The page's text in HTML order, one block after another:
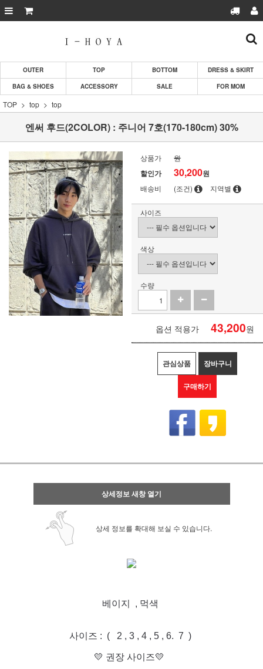
OUTER TOP BOTTOM
DRESS & SKIRT
BAG & SHOES
ACCESSORY SALE FOR MOM
TOP top top
엔써 후드(2COLOR) : 주니어 7호(170-180cm) 30%
상품가 원
할인가 30,200원
배송비 (조건) 지역별
사이즈
색상
수량
옵션 적용가 43,200원
관심상품 장바구니
구매하기
상세정보 새창 열기
상세 정보를 확대해 보실 수 있습니다.
베이지 , 먹색
사이즈 : ( 2 , 3 , 4 , 5 , 6. 7 )
💛 권장 사이즈💛